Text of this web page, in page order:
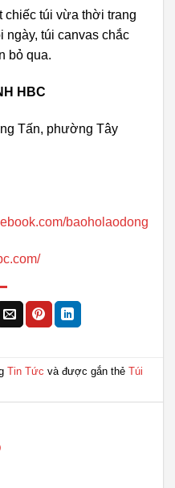
chiếc túi vừa thời trang
túi canvas chắc
bỏ qua.
HBC
Tấn, phường Tây
baoholaodong
Tin Tức và được gắn thẻTúi